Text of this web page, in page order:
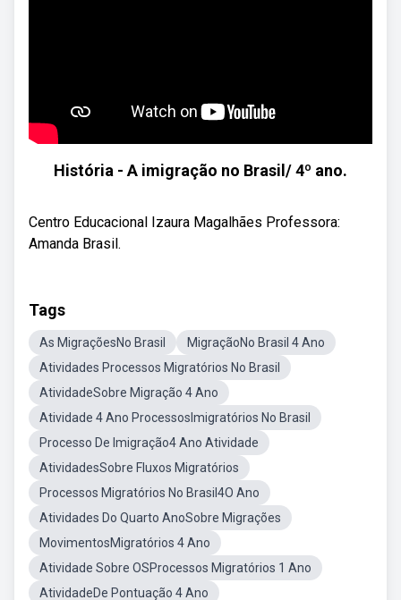
História - A imigração no Brasil/ 4º ano.
Centro Educacional Izaura Magalhães Professora:
Amanda Brasil.
Tags
As MigraçõesNo Brasil
MigraçãoNo Brasil 4 Ano
Atividades Processos Migratórios No Brasil
AtividadeSobre Migração 4 Ano
Atividade 4 Ano ProcessosImigratórios No Brasil
Processo De Imigração4 Ano Atividade
AtividadesSobre Fluxos Migratórios
Processos Migratórios No Brasil4O Ano
Atividades Do Quarto AnoSobre Migrações
MovimentosMigratórios 4 Ano
Atividade Sobre OSProcessos Migratórios 1 Ano
AtividadeDe Pontuação 4 Ano